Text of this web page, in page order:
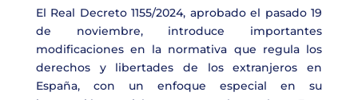
El Real Decreto 1155/2024, aprobado el pasado 19
de noviembre, introduce importantes
modificaciones en la normativa que regula los
derechos y libertades de los extranjeros en
España, con un enfoque especial en su